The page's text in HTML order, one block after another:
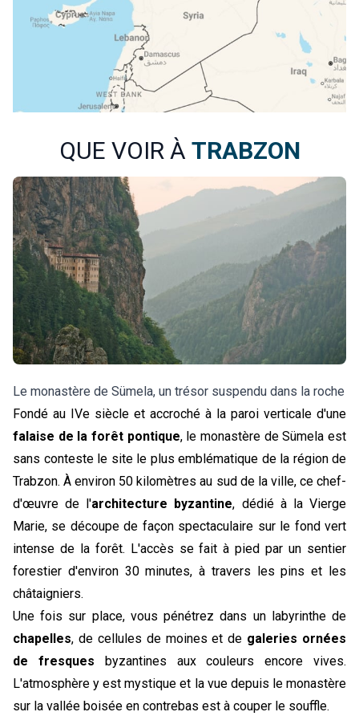
QUE VOIR À TRABZON
Le monastère de Sümela, un trésor suspendu dans la roche
Fondé au IVe siècle et accroché à la paroi verticale d'une
falaise de la forêt pontique, le monastère de Sümela est
sans conteste le site le plus emblématique de la région de
Trabzon. À environ 50 kilomètres au sud de la ville, ce chef-
d'œuvre de l'architecture byzantine, dédié à la Vierge
Marie, se découpe de façon spectaculaire sur le fond vert
intense de la forêt. L'accès se fait à pied par un sentier
forestier d'environ 30 minutes, à travers les pins et les
châtaigniers.
Une fois sur place, vous pénétrez dans un labyrinthe de
chapelles, de cellules de moines et de galeries ornées
de fresques byzantines aux couleurs encore vives.
L'atmosphère y est mystique et la vue depuis le monastère
sur la vallée boisée en contrebas est à couper le souffle.